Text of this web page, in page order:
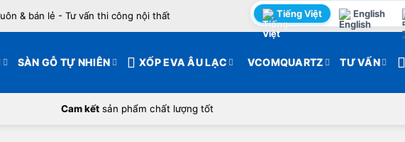
& bán lẻ - Tư vấn thi công nội thất Tiếng Việt English
SÀN GỖ TỰ NHIÊN XỐP EVA ÂU LẠC VCOMQUARTZ TƯ VẤN
Cam kếtsản phẩm chất lượng tốt